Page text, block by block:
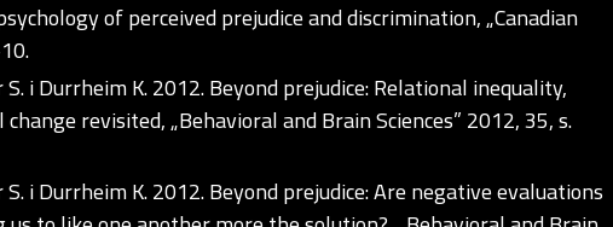
of perceived prejudice and discrimination, „Canadian
S. i Durrheim K. 2012. Beyond prejudice: Relational inequality,
revisited, „Behavioral and Brain Sciences” 2012, 35, s.
S. i Durrheim K. 2012. Beyond prejudice: Are negative evaluations